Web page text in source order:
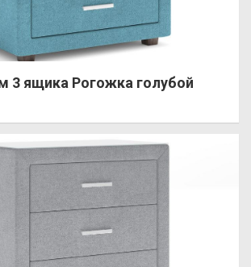
3 ящика Рогожка голубой